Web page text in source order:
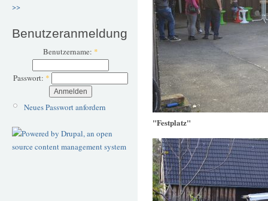
>>
Benutzeranmeldung
Benutzername: *
Passwort: *
Neues Passwort anfordern
"Festplatz"